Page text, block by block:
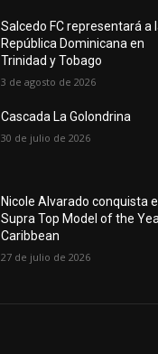
Salcedo FC representará a
República Dominicana en
Trinidad y Tobago
3 de agosto de 2026
Cascada La Golondrina
30 de julio de 2026
Nicole Alvarado conquista el
Supra Top Model of the
Caribbean
27 de julio de 2026